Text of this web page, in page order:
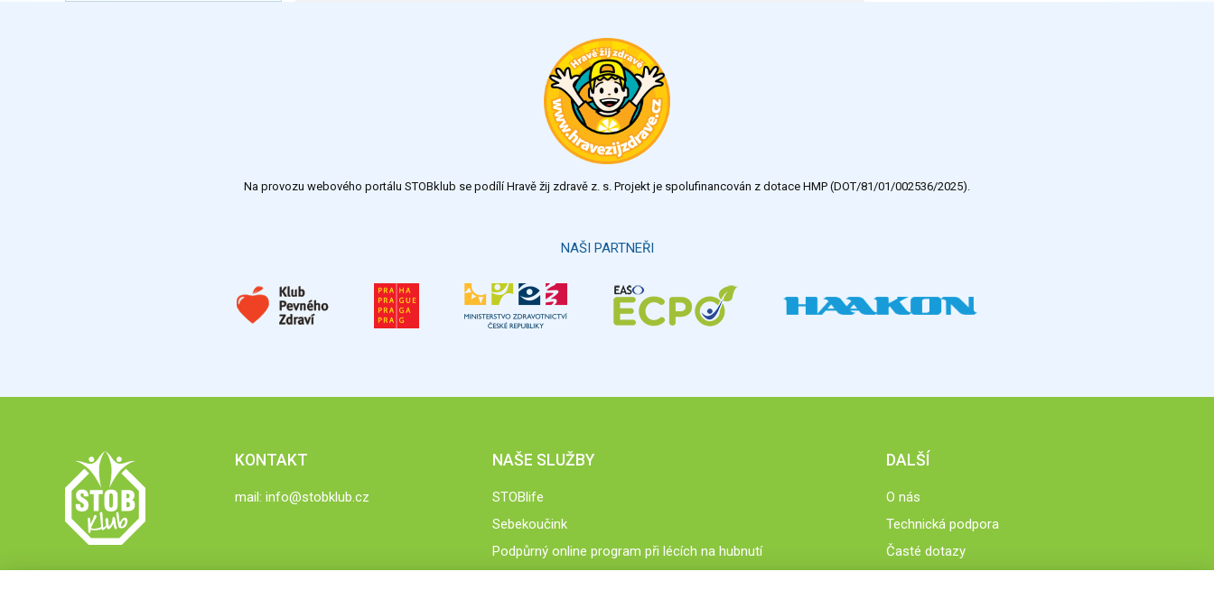
Na provozu webového portálu STOBklub se podílí Hravě žij zdravě z. s. Projekt je spolufinancován z dotace HMP (DOT/81/01/002536/2025).
NAŠI PARTNEŘI
KONTAKT
mail: info@stobklub.cz
NAŠE SLUŽBY
STOBlife
Sebekoučink
Podpůrný online program při lécích na hubnutí
DALŠÍ
O nás
Technická podpora
Časté dotazy